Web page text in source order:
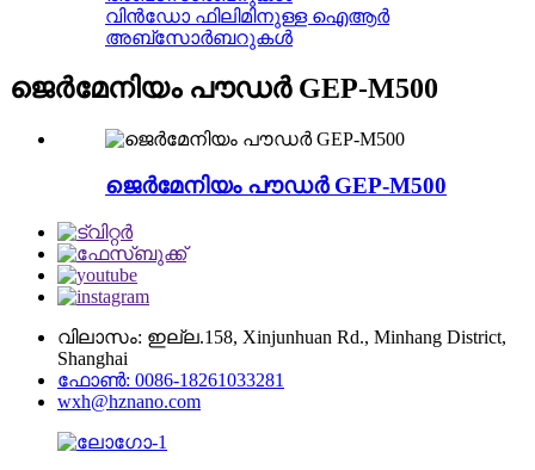
വിൻഡോ ഫിലിമിനുള്ള ഐആർ
അബ്സോർബറുകൾ
ജെർമേനിയം പൗഡർ GEP-M500
ജെർമേനിയം പൗഡർ GEP-M500
വിലാസം: ഇല്ല.158, Xinjunhuan Rd., Minhang District,
Shanghai
ഫോൺ: 0086-18261033281
wxh@hznano.com